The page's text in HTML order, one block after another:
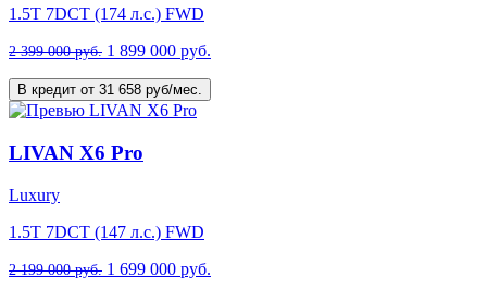
1.5T 7DCT (174 л.с.) FWD
2 399 000 руб. 1 899 000 руб.
В кредит от 31 658 руб/мес.
LIVAN X6 Pro
Luxury
1.5T 7DCT (147 л.с.) FWD
2 199 000 руб. 1 699 000 руб.